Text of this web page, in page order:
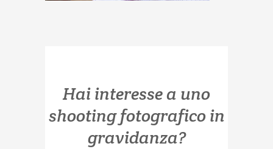
Hai interesse a uno
shooting fotografico in
gravidanza?